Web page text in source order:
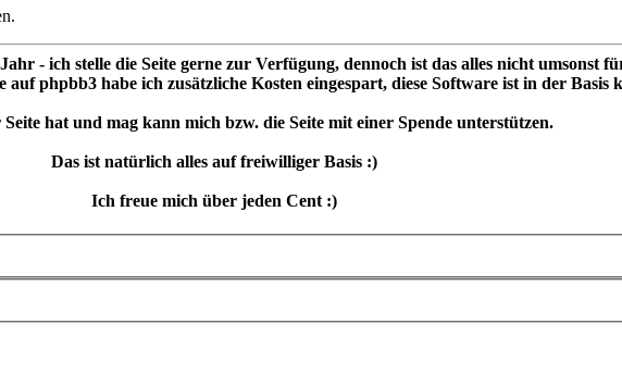
- ich stelle die Seite gerne zur Verfügung, dennoch ist das alles nicht umsonst
phpbb3 habe ich zusätzliche Kosten eingespart, diese Software ist in der Basis
hat und mag kann mich bzw. die Seite mit einer Spende unterstützen.
Das ist natürlich alles auf freiwilliger Basis :)
Ich freue mich über jeden Cent :)